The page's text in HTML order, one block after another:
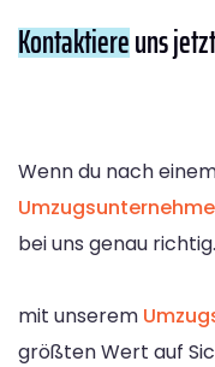
Kontaktiereuns
Wenn du nach
bei uns genau richtig.
mit unserem
größten Wert auf